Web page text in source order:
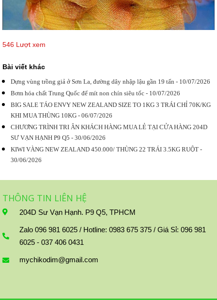
546 Lượt xem
Bài viết khác
Dựng vùng trồng giả ở Sơn La, đường dây nhập lậu gần 19 tấn - 10/07/2026
Bơm hóa chất Trung Quốc để mít non chín siêu tốc - 10/07/2026
BIG SALE TÁO ENVY NEW ZEALAND SIZE TO 1KG 3 TRÁI CHỈ 70K/KG
KHI MUA THÙNG 10KG - 06/07/2026
CHƯƠNG TRÌNH TRI ÂN KHÁCH HÀNG MUA LẺ TẠI CỬA HÀNG 204D
SƯ VẠN HẠNH P9 Q5 - 30/06/2026
KIWI VÀNG NEW ZEALAND 450.000/ THÙNG 22 TRÁI 3.5KG RUỘT -
30/06/2026
THÔNG TIN LIÊN HỆ
204D Sư Vạn Hạnh. P9 Q5, TPHCM
Zalo 096 981 6025 / Hotline: 0983 675 375 / Giá Sỉ: 096 981
6025 - 037 406 0431
mychikodim@gmail.com